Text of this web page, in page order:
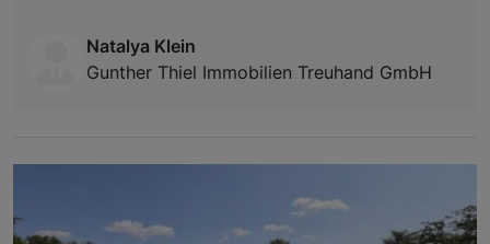
Natalya Klein
Gunther Thiel Immobilien Treuhand GmbH